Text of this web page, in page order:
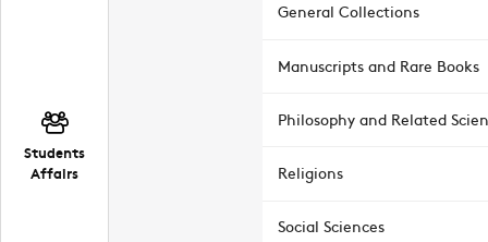
Students
Affairs
General Collections
Manuscripts and Rare Books
Philosophy and Related
Religions
Social Sciences